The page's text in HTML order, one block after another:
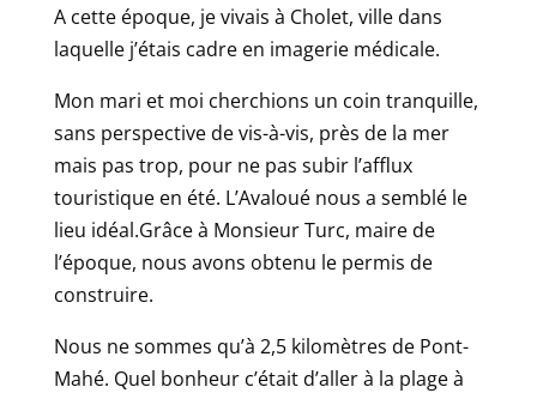
A cette époque, je vivais à Cholet, ville dans
laquelle j’étais cadre en imagerie médicale.
Mon mari et moi cherchions un coin tranquille,
sans perspective de vis-à-vis, près de la mer
mais pas trop, pour ne pas subir l’afflux
touristique en été. L’Avaloué nous a semblé le
lieu idéal.Grâce à Monsieur Turc, maire de
l’époque, nous avons obtenu le permis de
construire.
Nous ne sommes qu’à 2,5 kilomètres de Pont-
Mahé. Quel bonheur c’était d’aller à la plage à